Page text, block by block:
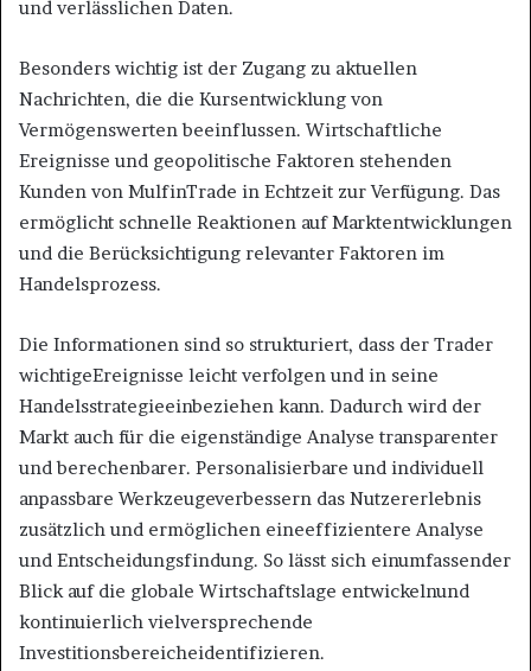
und verlässlichen Daten.
Besonders wichtig ist der Zugang zu aktuellen
Nachrichten, die die Kursentwicklung von
Vermögenswerten beeinflussen. Wirtschaftliche
Ereignisse und geopolitische Faktoren stehenden
Kunden von MulfinTrade in Echtzeit zur Verfügung. Das
ermöglicht schnelle Reaktionen auf Marktentwicklungen
und die Berücksichtigung relevanter Faktoren im
Handelsprozess.
Die Informationen sind so strukturiert, dass der Trader
wichtigeEreignisse leicht verfolgen und in seine
Handelsstrategieeinbeziehen kann. Dadurch wird der
Markt auch für die eigenständige Analyse transparenter
und berechenbarer. Personalisierbare und individuell
anpassbare Werkzeugeverbessern das Nutzererlebnis
zusätzlich und ermöglichen eineeffizientere Analyse
und Entscheidungsfindung. So lässt sich einumfassender
Blick auf die globale Wirtschaftslage entwickelnund
kontinuierlich vielversprechende
Investitionsbereicheidentifizieren.